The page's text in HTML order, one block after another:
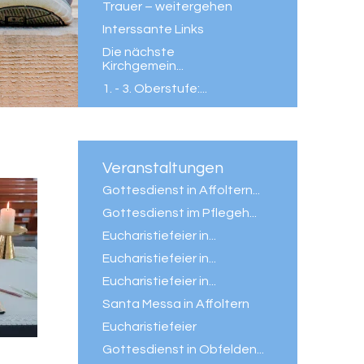
Trauer – weitergehen
Interssante Links
Die nächste
Kirchgemein...
1. - 3. Oberstufe:...
forum
Veranstaltungen
Gottesdienst in Affoltern...
Gottesdienst im Pflegeh...
Eucharistiefeier in...
Eucharistiefeier in...
Eucharistiefeier in...
Santa Messa in Affoltern
Eucharistiefeier
Gottesdienst in Obfelden...